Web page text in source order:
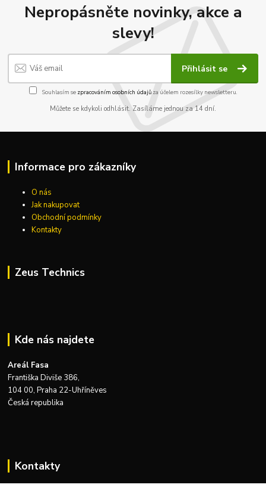
Nepropásněte novinky, akce a
slevy!
Přihlásit se
Souhlasím se zpracováním osobních údajůza účelem rozesílky newsletteru.
Můžete se kdykoli odhlásit. Zasíláme jednou za 14 dní.
Informace pro zákazníky
O nás
Jak nakupovat
Obchodní podmínky
Kontakty
Zeus Technics
Kde nás najdete
Areál Fasa
Františka Diviše 386,
104 00, Praha 22-Uhříněves
Česká republika
Kontakty